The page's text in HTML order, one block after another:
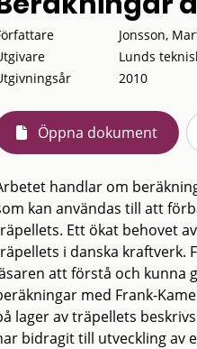
Jonsson,
Lunds
2010
Öppna dokument
handlar om
kan användas till att
Ett ökat behovet
i danska kraftverk.
att förstå och kunna
med Frank-
lager av träpellets
bidragit till utveckling av